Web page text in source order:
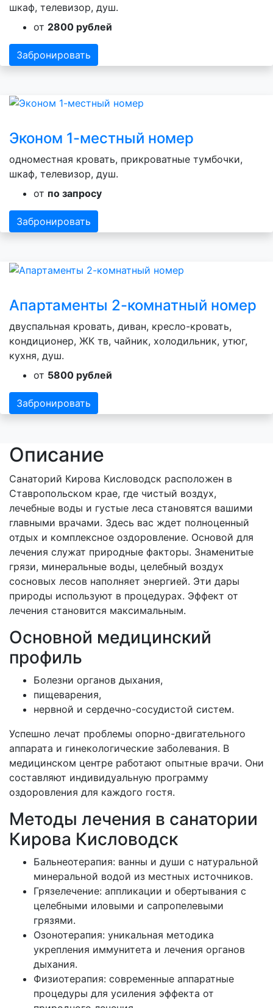
шкаф, телевизор, душ.
от 2800 рублей
Забронировать
Эконом 1-местный номер
одноместная кровать, прикроватные тумбочки,
шкаф, телевизор, душ.
от по запросу
Забронировать
Апартаменты 2-комнатный номер
двуспальная кровать, диван, кресло-кровать,
кондиционер, ЖК тв, чайник, холодильник, утюг,
кухня, душ.
от 5800 рублей
Забронировать
Описание
Санаторий Кирова Кисловодск расположен в
Ставропольском крае, где чистый воздух,
лечебные воды и густые леса становятся вашими
главными врачами. Здесь вас ждет полноценный
отдых и комплексное оздоровление. Основой для
лечения служат природные факторы. Знаменитые
грязи, минеральные воды, целебный воздух
сосновых лесов наполняет энергией. Эти дары
природы используют в процедурах. Эффект от
лечения становится максимальным.
Основной медицинский
профиль
Болезни органов дыхания,
пищеварения,
нервной и сердечно-сосудистой систем.
Успешно лечат проблемы опорно-двигательного
аппарата и гинекологические заболевания. В
медицинском центре работают опытные врачи. Они
составляют индивидуальную программу
оздоровления для каждого гостя.
Методы лечения в санатории
Кирова Кисловодск
Бальнеотерапия: ванны и души с натуральной
минеральной водой из местных источников.
Грязелечение: аппликации и обертывания с
целебными иловыми и сапропелевыми
грязями.
Озонотерапия: уникальная методика
укрепления иммунитета и лечения органов
дыхания.
Физиотерапия: современные аппаратные
процедуры для усиления эффекта от